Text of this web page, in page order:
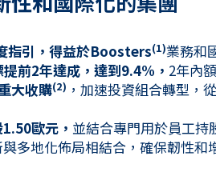
指引，得益於Boosters(1)業務和
前2年達成，達到9.4%， 2年內
大收購(2) ，加速投資組合轉型，
歐元， 並結合專門用於員工持
地化佈局相結合，確保韌性和